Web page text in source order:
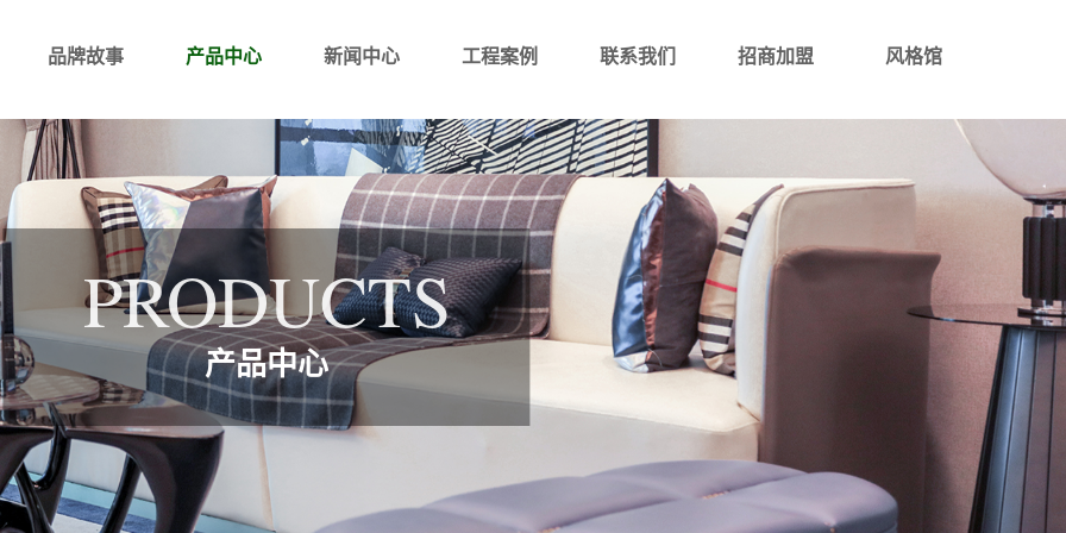
品牌故事 产品中心 新闻中心 工程案例 联系我们 招商加盟 风格馆
PRODUCTS
产品中心